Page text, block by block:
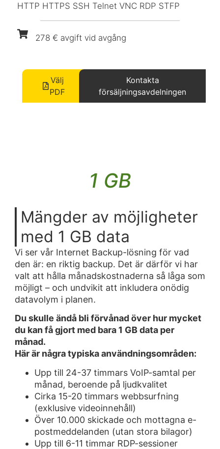
HTTP HTTPS SSH Telnet VNC RDP STFP
278 € avgift vid avgång
Välj
PDF
Kontakta
försäljningsavdelningen
1 GB
Mängder av möjligheter
med 1 GB data
Vi ser vår Internet Backup-lösning för vad
den är: en riktig backup. Det är därför vi har
valt att hålla månadskostnaderna så låga som
möjligt – och undvikit att inkludera onödig
datavolym i planen.
Du skulle ändå bli förvånad över hur mycket
du kan få gjort med bara 1 GB data per
månad.
Här är några typiska användningsområden:
Upp till 24-37 timmars VoIP-samtal per
månad, beroende på ljudkvalitet
Cirka 15-20 timmars webbsurfning
(exklusive videoinnehåll)
Över 10.000 skickade och mottagna e-
postmeddelanden (utan stora bilagor)
Upp till 6-11 timmar RDP-sessioner